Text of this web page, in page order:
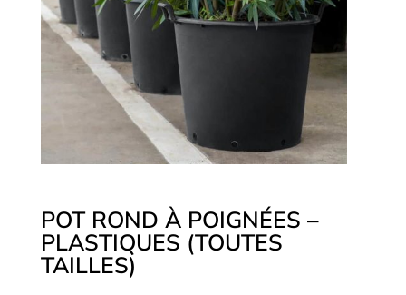
POT ROND À POIGNÉES –
PLASTIQUES (TOUTES
TAILLES)